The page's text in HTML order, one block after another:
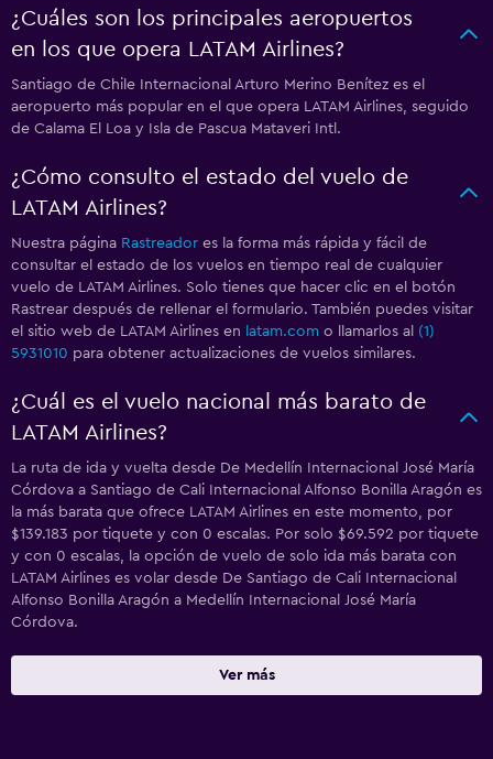
¿Cuáles son los principales aeropuertos
en los que opera LATAM Airlines?
Santiago de Chile Internacional Arturo Merino Benítez es el
aeropuerto más popular en el que opera LATAM Airlines, seguido
de Calama El Loa y Isla de Pascua Mataveri Intl.
¿Cómo consulto el estado del vuelo de
LATAM Airlines?
Nuestra página Rastreador es la forma más rápida y fácil de
consultar el estado de los vuelos en tiempo real de cualquier
vuelo de LATAM Airlines. Solo tienes que hacer clic en el botón
Rastrear después de rellenar el formulario. También puedes visitar
el sitio web de LATAM Airlines en latam.com o llamarlos al (1)
5931010 para obtener actualizaciones de vuelos similares.
¿Cuál es el vuelo nacional más barato de
LATAM Airlines?
La ruta de ida y vuelta desde De Medellín Internacional José María
Córdova a Santiago de Cali Internacional Alfonso Bonilla Aragón es
la más barata que ofrece LATAM Airlines en este momento, por
$139.183 por tiquete y con 0 escalas. Por solo $69.592 por tiquete
y con 0 escalas, la opción de vuelo de solo ida más barata con
LATAM Airlines es volar desde De Santiago de Cali Internacional
Alfonso Bonilla Aragón a Medellín Internacional José María
Córdova.
Ver más